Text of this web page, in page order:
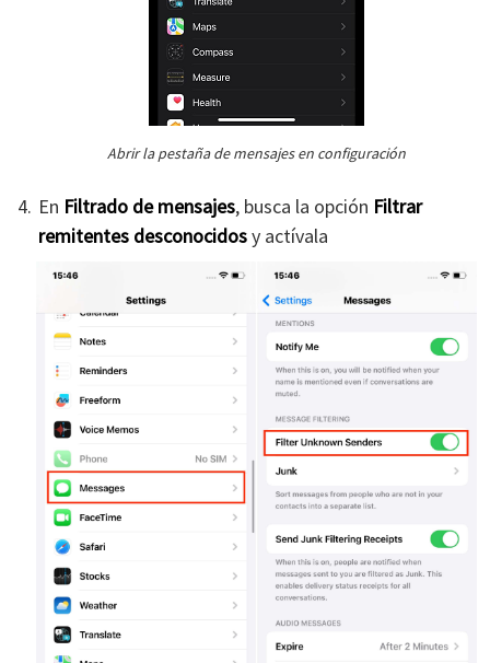
Abrir la pestaña de mensajes en configuración
En Filtrado de mensajes, busca la opción Filtrar
remitentes desconocidosy actívala